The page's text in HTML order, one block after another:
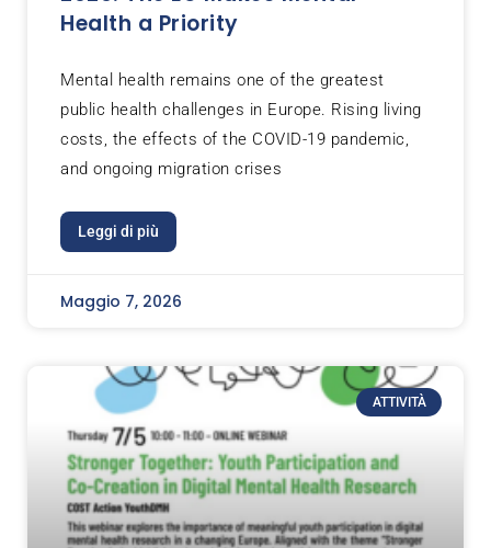
Health a Priority
Mental health remains one of the greatest
public health challenges in Europe. Rising living
costs, the effects of the COVID-19 pandemic,
and ongoing migration crises
Leggi di più
Maggio 7, 2026
ATTIVITÀ